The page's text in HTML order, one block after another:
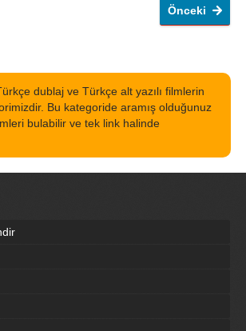
Önceki
dublaj ve Türkçe alt yazılı filmlerin
Bu kategoride aramış olduğunuz
bulabilir ve tek link halinde